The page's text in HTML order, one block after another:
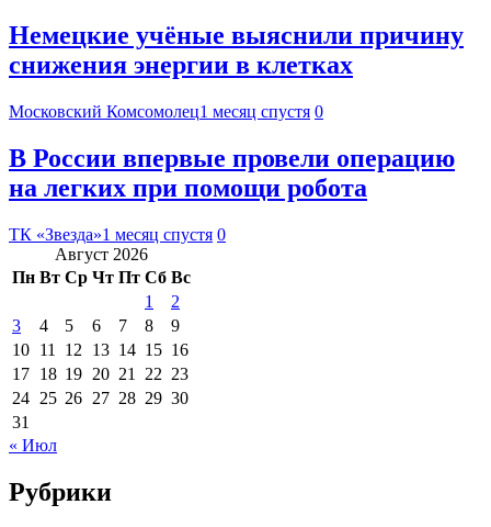
Немецкие учёные выяснили причину
снижения энергии в клетках
Московский Комсомолец1 месяц спустя 0
В России впервые провели операцию
на легких при помощи робота
ТК «Звезда»1 месяц спустя 0
Август 2026
Пн Вт Ср Чт Пт Сб Вс
1
2
3
4 5 6 7 8
9
10 11 12 13 14 15 16
17 18 19 20 21 22 23
24 25 26 27 28 29 30
31
« Июл
Рубрики